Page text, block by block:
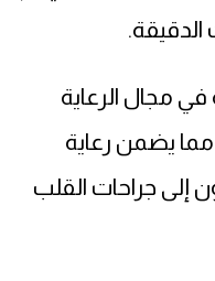
في مجال الرعاية
مما يضمن رعاية
إلى جراحات القلب